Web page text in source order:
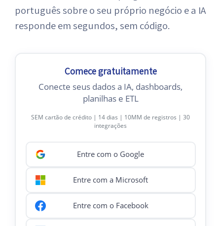
português sobre o seu próprio negócio e a IA
responde em segundos, sem código.
Comece gratuitamente
Conecte seus dados a IA, dashboards,
planilhas e ETL
SEM cartão de crédito | 14 dias | 10MM de registros | 30
integrações
Entre com o Google
Entre com a Microsoft
Entre com o Facebook